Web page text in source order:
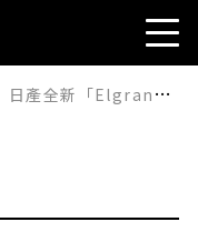
日產全新「Elgrand」即將登場！ 「希望車頂更高！」「想要重現過去的豪華感…」對新車的期待聲浪四起！